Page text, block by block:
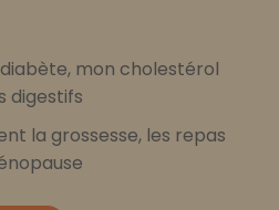
mon cholestérol
digestifs
la grossesse, les repas